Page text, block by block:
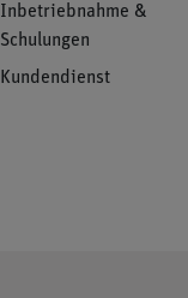
Inbetriebnahme &
Schulungen
Kundendienst